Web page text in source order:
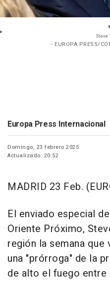
- EUROPA PRESS/
Europa Press Internacional
Domingo, 23 febrero 2025
Actualizado: 20:52
MADRID 23 Feb.
El enviado especial
Oriente Próximo,
región la semana que
una "prórroga" de la
de alto el fuego entre